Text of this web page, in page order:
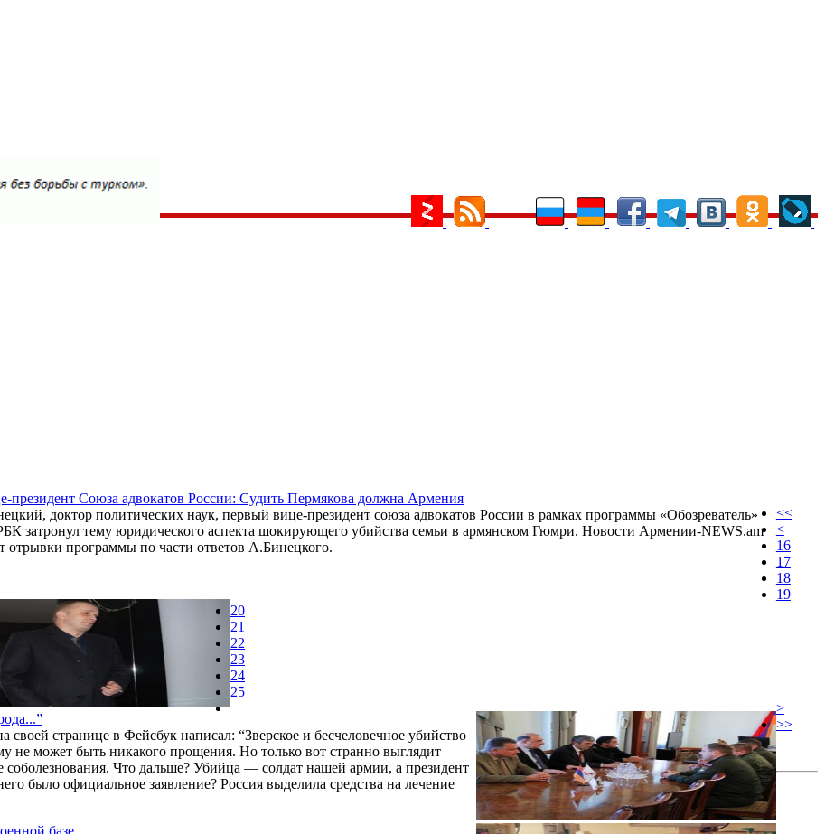
президент Союза адвокатов России: Судить Пермякова должна Армения
доктор политических наук, первый вице-президент союза адвокатов России в рамках программы «Обозреватель»
затронул тему юридического аспекта шокирующего убийства семьи в армянском Гюмри. Новости Армении-NEWS.am
отрывки программы по части ответов А.Бинецкого.
странице в Фейсбук написал: “Зверское и бесчеловечное убийство
не может быть никакого прощения. Но только вот странно выглядит
Что дальше? Убийца — солдат нашей армии, а президент
было официальное заявление? Россия выделила средства на лечение
базе
<<
<
16
17
18
19
20
21
22
23
24
25
>
>>